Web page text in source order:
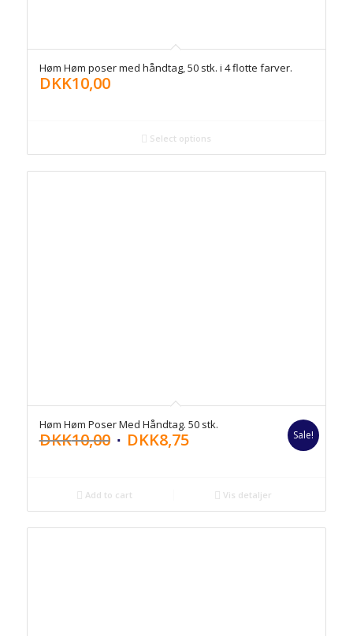
Høm Høm poser med håndtag, 50 stk. i 4 flotte farver.
DKK10,00
Select options
Høm Høm Poser Med Håndtag. 50 stk.
DKK10,00 DKK8,75 Sale!
Add to cart Vis detaljer